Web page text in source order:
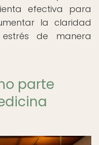
efectiva para
la claridad
de manera
parte